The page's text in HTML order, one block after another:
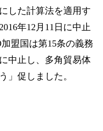
した計算法を適用す
年12月11日に中止
盟国は第15条の義務
中止し、多角貿易体
」促しました。